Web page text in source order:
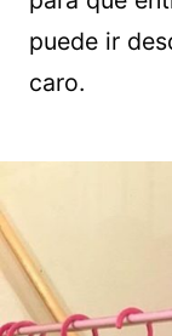
puede ir
caro.